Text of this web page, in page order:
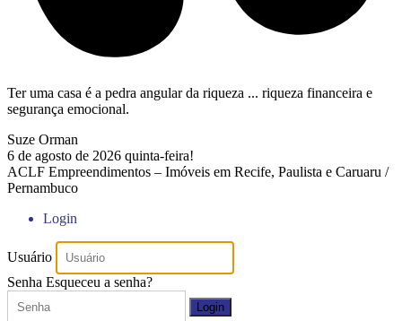
Ter uma casa é a pedra angular da riqueza ... riqueza financeira e
segurança emocional.
Suze Orman
6 de agosto de 2026 quinta-feira!
ACLF Empreendimentos – Imóveis em Recife, Paulista e Caruaru /
Pernambuco
Login
Usuário
Senha Esqueceu a senha?
Login